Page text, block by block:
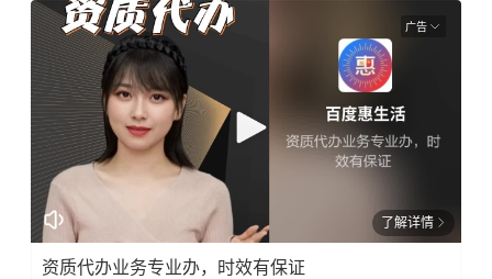
广告
了解详情
资质代办业务专业办，时效有保证